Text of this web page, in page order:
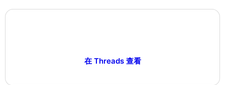
在 Threads 查看